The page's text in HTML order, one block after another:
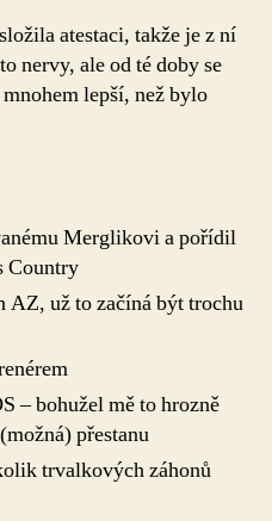
atestaci, takže je z ní
nervy, ale od té doby se
lepší, než bylo
Merglikovi a pořídil
Country
AZ, už to začíná být trochu
– bohužel mě to hrozně
přestanu
trvalkových záhonů